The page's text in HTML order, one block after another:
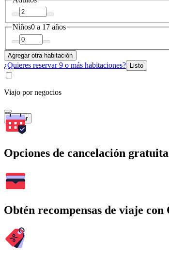
Niños0 a 17 años
Agregar otra habitación
¿Quieres reservar 9 o más habitaciones? Listo
Viajo por negocios
Buscar
Opciones de cancelación
Obtén recompensas de viaje con